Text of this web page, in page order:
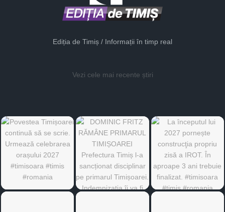
Ediția de Timiș / Informații în timp real
Vezi cele mai recente știri